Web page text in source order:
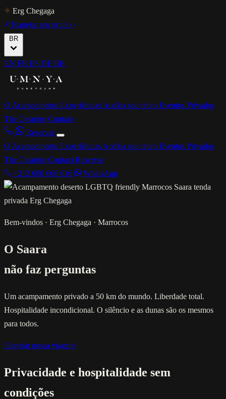
Erg Chegaga
Planejar seu grupo
BR
EN FR ES DE BR
O Acampamento Experiências Acolha seu retiro Eventos Privados
The Clearing Contato
Reservar
O Acampamento Experiências Acolha seu retiro Eventos Privados
The Clearing Contato Reservar
+212 600 666 616
WhatsApp
Bem-vindos · Erg Chegaga · Marrocos
O Saara
não faz perguntas
Um acampamento privado a 50 km do mundo. Liberdade total.
Hospitalidade incondicional. O silêncio e as dunas são os mesmos
para todos.
Planejar nossa viagem
Privacidade e hospitalidade sem
condições